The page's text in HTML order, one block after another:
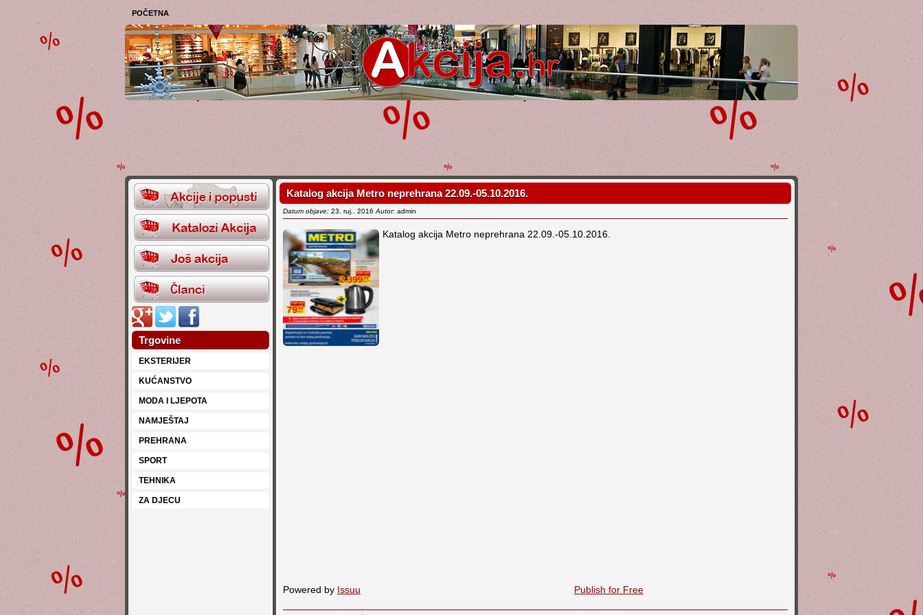
POČETNA
Trgovine
EKSTERIJER
KUĆANSTVO
MODA I LJEPOTA
NAMJEŠTAJ
PREHRANA
SPORT
TEHNIKA
ZA DJECU
Katalog akcija Metro neprehrana 22.09.-05.10.2016.
Datum objave: 23. ruj.. 2016 Autor: admin
Katalog akcija Metro neprehrana 22.09.-05.10.2016.
Powered by Issuu Publish for Free